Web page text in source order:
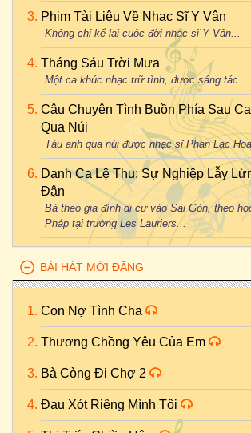
Phim Tài Liệu Về Nhạc Sĩ Y Vân
Không chỉ kể lại cuộc đời nhạc sĩ Y Vân...
Tháng Sáu Trời Mưa
Một ca khúc nhạc trữ tình, được sáng tác...
Câu Chuyện Tình Buồn Phía Sau
Qua Núi
Tàu anh qua núi được nhạc sĩ Phan Lạc
Danh Ca Lệ Thu: Sự Nghiệp Lẫy
Đận
Bà theo gia đình di cư vào Sài Gòn, theo
Pháp tại trường Les Lauriers...
BÀI HÁT MỚI ĐĂNG
Con Nợ Tình Cha
Thương Chồng Yêu Của Em
Bà Còng Đi Chợ 2
Đau Xót Riêng Mình Tôi